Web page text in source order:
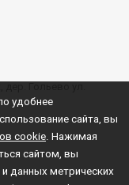
удобнее
сайта, вы
cookie . Нажимая
сайтом, вы
данных метрических